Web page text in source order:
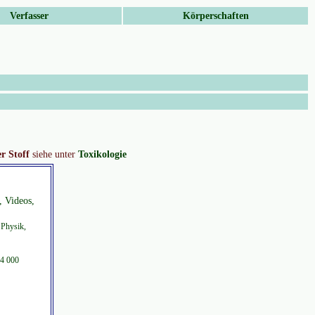
Verfasser Körperschaften
Stoff siehe unter Toxikologie
000